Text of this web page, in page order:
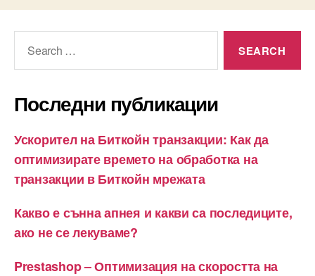
Последни публикации
Ускорител на Биткойн транзакции: Как да
оптимизирате времето на обработка на
транзакции в Биткойн мрежата
Какво е сънна апнея и какви са последиците,
ако не се лекуваме?
Prestashop – Оптимизация на скоростта на